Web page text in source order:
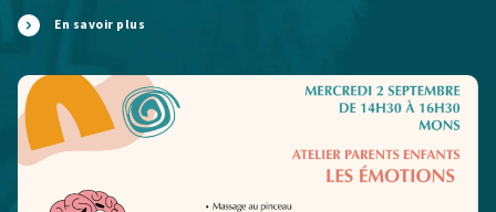
En savoir plus